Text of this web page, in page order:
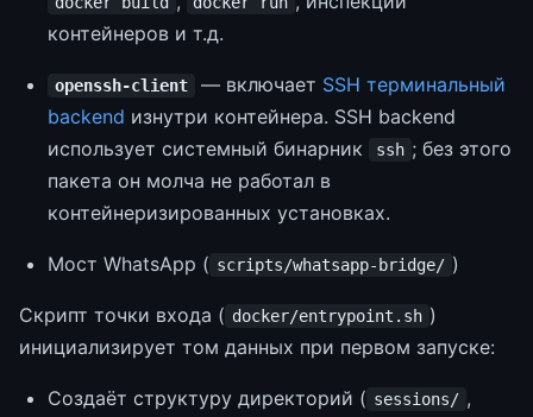
контейнеров и т.д.
openssh-client — включает SSH терминальный
backend изнутри контейнера. SSH backend
использует системный бинарник
ssh ; без этого
пакета он молча не работал в
контейнеризированных установках.
Мост WhatsApp ( scripts/whatsapp-bridge/ )
Скрипт точки входа ( docker/entrypoint.sh )
инициализирует том данных при первом запуске:
Создаёт структуру директорий ( sessions/ ,